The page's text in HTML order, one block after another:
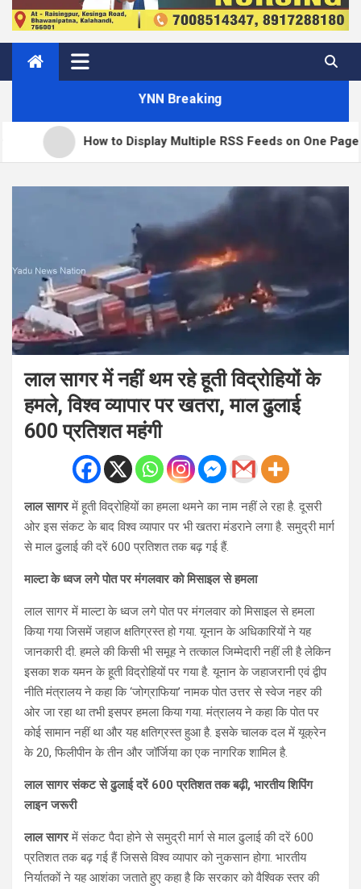
YNN Breaking
How to Display Multiple RSS Feeds on One Page in
लाल सागर में नहीं थम रहे हूती विद्रोहियों के
हमले, विश्व व्यापार पर खतरा, माल ढुलाई
600 प्रतिशत महंगी
लाल सागरमें हूती विद्रोहियों का हमला थमने का नाम नहीं ले रहा है. दूसरी
ओर इस संकट के बाद विश्व व्यापार पर भी खतरा मंडराने लगा है. समुद्री मार्ग
से माल ढुलाई की दरें 600 प्रतिशत तक बढ़ गई हैं.
माल्टा के ध्वज लगे पोत पर मंगलवार को मिसाइल से हमला
लाल सागर में माल्टा के ध्वज लगे पोत पर मंगलवार को मिसाइल से हमला
किया गया जिसमें जहाज क्षतिग्रस्त हो गया. यूनान के अधिकारियों ने यह
जानकारी दी. हमले की किसी भी समूह ने तत्काल जिम्मेदारी नहीं ली है लेकिन
इसका शक यमन के हूती विद्रोहियों पर गया है. यूनान के जहाजरानी एवं द्वीप
नीति मंत्रालय ने कहा कि ‘जोग्राफिया’ नामक पोत उत्तर से स्वेज नहर की
ओर जा रहा था तभी इसपर हमला किया गया. मंत्रालय ने कहा कि पोत पर
कोई सामान नहीं था और यह क्षतिग्रस्त हुआ है. इसके चालक दल में यूक्रेन
के 20, फिलीपीन के तीन और जॉर्जिया का एक नागरिक शामिल है.
लाल सागर संकट से ढुलाई दरें 600 प्रतिशत तक बढ़ी, भारतीय शिपिंग
लाइन जरूरी
लाल सागरमें संकट पैदा होने से समुद्री मार्ग से माल ढुलाई की दरें 600
प्रतिशत तक बढ़ गई हैं जिससे विश्व व्यापार को नुकसान होगा. भारतीय
निर्यातकों ने यह आशंका जताते हुए कहा है कि सरकार को वैश्विक स्तर की